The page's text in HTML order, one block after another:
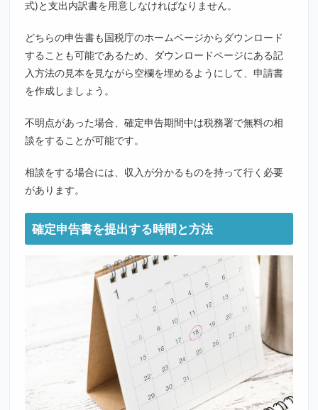
式)と支出内訳書を用意しなければなりません。
どちらの申告書も国税庁のホームページからダウンロード
することも可能であるため、ダウンロードページにある記
入方法の見本を見ながら空欄を埋めるようにして、申請書
を作成しましょう。
不明点があった場合、確定申告期間中は税務署で無料の相
談をすることが可能です。
相談をする場合には、収入が分かるものを持って行く必要
があります。
確定申告書を提出する時間と方法